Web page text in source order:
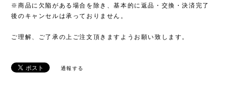
※商品に欠陥がある場合を除き、基本的に返品・交換・決済完了
後のキャンセルは承っておりません。
ご理解、ご了承の上ご注文頂きますようお願い致します。
通報する